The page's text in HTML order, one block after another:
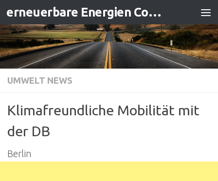
Zum Inhalt springen erneuerbare Energien Contracting
UMWELT NEWS
Klimafreundliche Mobilität mit
der DB
Berlin